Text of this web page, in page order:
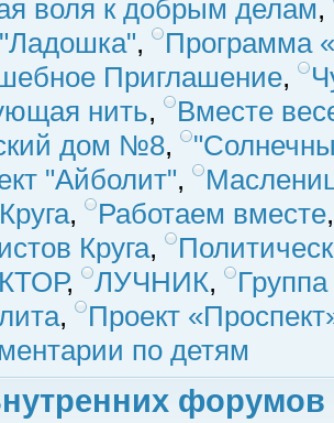
воля к добрым делам,
,
Программа
Приглашение,
нить,
Вместе
дом №8,
"Айболит",
, Работаем вместе
Круга,
, ЛУЧНИК,
,
Проект
по детям
форумов